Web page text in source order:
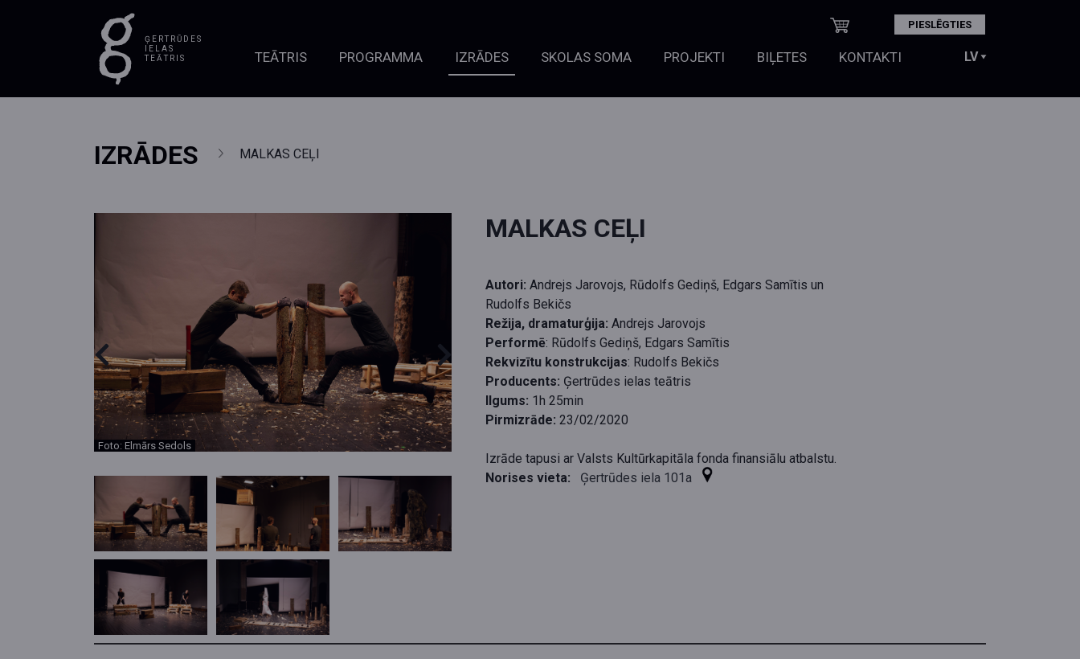
ĢERTRŪDES
IELAS
TEĀTRIS
PIESLĒGTIES
TEĀTRIS PROGRAMMA IZRĀDES SKOLAS SOMA PROJEKTI BIĻETES KONTAKTI
IZRĀDES MALKAS CEĻI
Foto: Elmārs Sedols
MALKAS CEĻI
Autori: Andrejs Jarovojs, Rūdolfs Gediņš, Edgars Samītis un
Rudolfs Bekičs
Režija, dramaturģija: Andrejs Jarovojs
Performē: Rūdolfs Gediņš, Edgars Samītis
Rekvizītu konstrukcijas: Rudolfs Bekičs
Producents: Ģertrūdes ielas teātris
Ilgums: 1h 25min
Pirmizrāde: 23/02/2020
Izrāde tapusi ar Valsts Kultūrkapitāla fonda finansiālu atbalstu.
Norises vieta:
Ģertrūdes iela 101a